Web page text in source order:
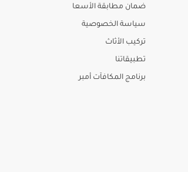
ضمان مطابقة الأسعا
سياسة الخصوصية
تركيب الأثاث
تطبيقاتنا
برنامج المكافآت أمبر